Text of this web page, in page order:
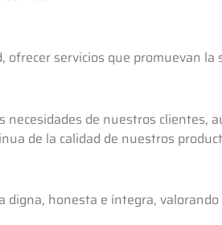
ofrecer servicios que promuevan
de nuestros clientes,
de la calidad de nuestros
digna, honesta e íntegra,